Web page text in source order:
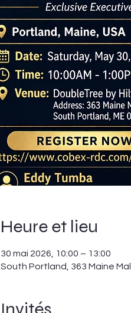
Heure et lieu
30 mai 2026, 10:00 – 13:00
South Portland, 363 Maine